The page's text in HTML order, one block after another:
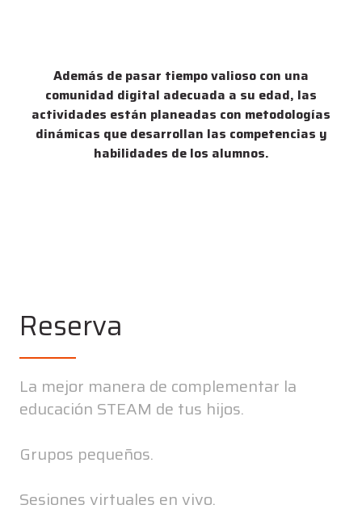
Además de pasar tiempo valioso con una
comunidad digital adecuada a su edad, las
actividades están planeadas con metodologías
dinámicas que desarrollan las competencias y
habilidades de los alumnos.
Reserva
La mejor manera de complementar la
educación STEAM de tus hijos.
Grupos pequeños.
Sesiones virtuales en vivo.